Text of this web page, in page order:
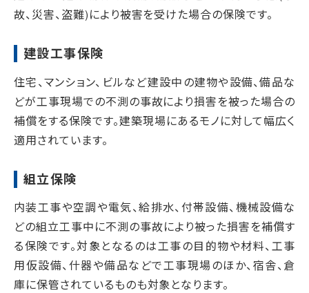
故、災害、盗難)により被害を受けた場合の保険です。
建設工事保険
住宅、マンション、ビルなど建設中の建物や設備、備品な
どが工事現場での不測の事故により損害を被った場合の
補償をする保険です。建築現場にあるモノに対して幅広く
適用されています。
組立保険
内装工事や空調や電気、給排水、付帯設備、機械設備な
どの組立工事中に不測の事故により被った損害を補償す
る保険です。対象となるのは工事の目的物や材料、工事
用仮設備、什器や備品などで工事現場のほか、宿舎、倉
庫に保管されているものも対象となります。